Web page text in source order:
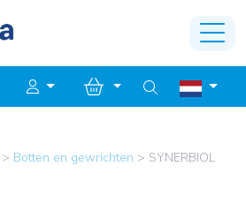
> Botten en gewrichten > SYNERBIOL